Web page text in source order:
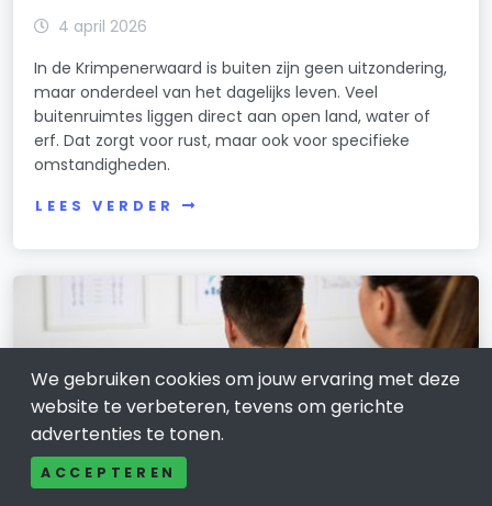
4 april 2026
In de Krimpenerwaard is buiten zijn geen uitzondering,
maar onderdeel van het dagelijks leven. Veel
buitenruimtes liggen direct aan open land, water of
erf. Dat zorgt voor rust, maar ook voor specifieke
omstandigheden.
LEES VERDER
We gebruiken cookies om jouw ervaring met deze
website te verbeteren, tevens om gerichte
advertenties te tonen.
ACCEPTEREN